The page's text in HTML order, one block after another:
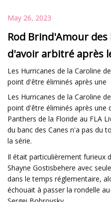
May 26, 2023
Rod Brind'Amour
d'avoir arbitré après
Les Hurricanes de la Caroline
point d'être éliminés après une
Les Hurricanes de la Caroline
point d'être éliminés après une
Panthers de la Floride au FLA
du banc des Canes n'a pas du
la série.
Il était particulièrement furieux
Shayne Gostisbehere avec
dans le temps réglementaire,
échouait à passer la rondelle